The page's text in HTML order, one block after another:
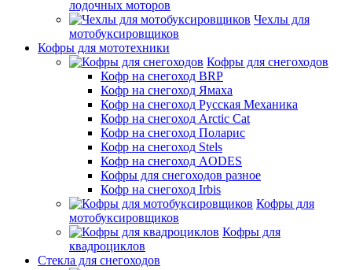
лодочных моторов
Чехлы для
мотобуксировщиков
Кофры для мототехники
Кофры для снегоходов
Кофр на снегоход BRP
Кофр на снегоход Ямаха
Кофр на снегоход Русская Механика
Кофр на снегоход Arctic Cat
Кофр на снегоход Поларис
Кофр на снегоход Stels
Кофр на снегоход AODES
Кофры для снегоходов разное
Кофр на снегоход Irbis
Кофры для
мотобуксировщиков
Кофры для
квадроциклов
Стекла для снегоходов